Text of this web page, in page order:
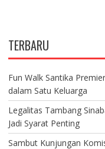
TERBARU
Fun Walk Santika
dalam Satu Keluarga
Legalitas Tambang
Jadi Syarat Penting
Sambut Kunjungan